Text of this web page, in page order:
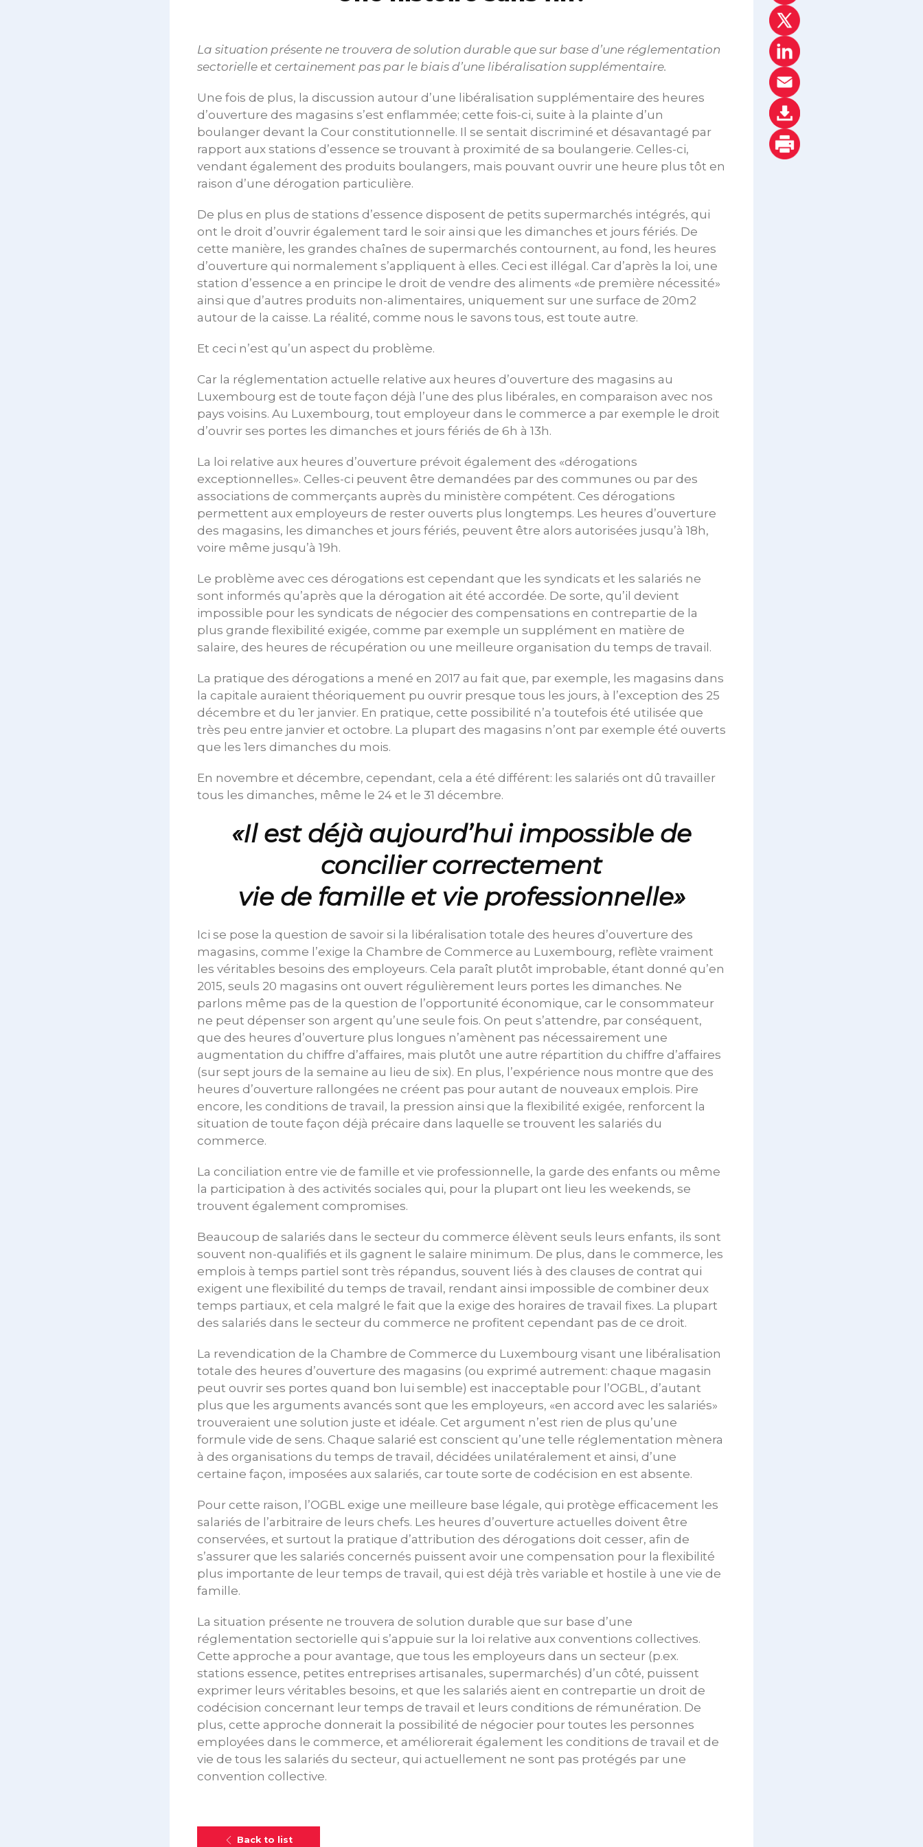
La situation présente ne trouvera de solution durable que sur base d’une réglementation
sectorielle et certainement pas par le biais d’une libéralisation supplémentaire.
Une fois de plus, la discussion autour d’une libéralisation supplémentaire des heures
d’ouverture des magasins s’est enflammée; cette fois-ci, suite à la plainte d’un
boulanger devant la Cour constitutionnelle. Il se sentait discriminé et désavantagé par
rapport aux stations d’essence se trouvant à proximité de sa boulangerie. Celles-ci,
vendant également des produits boulangers, mais pouvant ouvrir une heure plus tôt en
raison d’une dérogation particulière.
De plus en plus de stations d’essence disposent de petits supermarchés intégrés, qui
ont le droit d’ouvrir également tard le soir ainsi que les dimanches et jours fériés. De
cette manière, les grandes chaînes de supermarchés contournent, au fond, les heures
d’ouverture qui normalement s’appliquent à elles. Ceci est illégal. Car d’après la loi, une
station d’essence a en principe le droit de vendre des aliments «de première nécessité»
ainsi que d’autres produits non-alimentaires, uniquement sur une surface de 20m2
autour de la caisse. La réalité, comme nous le savons tous, est toute autre.
Et ceci n’est qu’un aspect du problème.
Car la réglementation actuelle relative aux heures d’ouverture des magasins au
Luxembourg est de toute façon déjà l’une des plus libérales, en comparaison avec nos
pays voisins. Au Luxembourg, tout employeur dans le commerce a par exemple le droit
d’ouvrir ses portes les dimanches et jours fériés de 6h à 13h.
La loi relative aux heures d’ouverture prévoit également des «dérogations
exceptionnelles». Celles-ci peuvent être demandées par des communes ou par des
associations de commerçants auprès du ministère compétent. Ces dérogations
permettent aux employeurs de rester ouverts plus longtemps. Les heures d’ouverture
des magasins, les dimanches et jours fériés, peuvent être alors autorisées jusqu’à 18h,
voire même jusqu’à 19h.
Le problème avec ces dérogations est cependant que les syndicats et les salariés ne
sont informés qu’après que la dérogation ait été accordée. De sorte, qu’il devient
impossible pour les syndicats de négocier des compensations en contrepartie de la
plus grande flexibilité exigée, comme par exemple un supplément en matière de
salaire, des heures de récupération ou une meilleure organisation du temps de travail.
La pratique des dérogations a mené en 2017 au fait que, par exemple, les magasins dans
la capitale auraient théoriquement pu ouvrir presque tous les jours, à l’exception des 25
décembre et du 1er janvier. En pratique, cette possibilité n’a toutefois été utilisée que
très peu entre janvier et octobre. La plupart des magasins n’ont par exemple été ouverts
que les 1ers dimanches du mois.
En novembre et décembre, cependant, cela a été différent: les salariés ont dû travailler
tous les dimanches, même le 24 et le 31 décembre.
«Il est déjà aujourd’hui impossible de
concilier correctement
vie de famille et vie professionnelle»
Ici se pose la question de savoir si la libéralisation totale des heures d’ouverture des
magasins, comme l’exige la Chambre de Commerce au Luxembourg, reflète vraiment
les véritables besoins des employeurs. Cela paraît plutôt improbable, étant donné qu’en
2015, seuls 20 magasins ont ouvert régulièrement leurs portes les dimanches. Ne
parlons même pas de la question de l’opportunité économique, car le consommateur
ne peut dépenser son argent qu’une seule fois. On peut s’attendre, par conséquent,
que des heures d’ouverture plus longues n’amènent pas nécessairement une
augmentation du chiffre d’affaires, mais plutôt une autre répartition du chiffre d’affaires
(sur sept jours de la semaine au lieu de six). En plus, l’expérience nous montre que des
heures d’ouverture rallongées ne créent pas pour autant de nouveaux emplois. Pire
encore, les conditions de travail, la pression ainsi que la flexibilité exigée, renforcent la
situation de toute façon déjà précaire dans laquelle se trouvent les salariés du
commerce.
La conciliation entre vie de famille et vie professionnelle, la garde des enfants ou même
la participation à des activités sociales qui, pour la plupart ont lieu les weekends, se
trouvent également compromises.
Beaucoup de salariés dans le secteur du commerce élèvent seuls leurs enfants, ils sont
souvent non-qualifiés et ils gagnent le salaire minimum. De plus, dans le commerce, les
emplois à temps partiel sont très répandus, souvent liés à des clauses de contrat qui
exigent une flexibilité du temps de travail, rendant ainsi impossible de combiner deux
temps partiaux, et cela malgré le fait que la exige des horaires de travail fixes. La plupart
des salariés dans le secteur du commerce ne profitent cependant pas de ce droit.
La revendication de la Chambre de Commerce du Luxembourg visant une libéralisation
totale des heures d’ouverture des magasins (ou exprimé autrement: chaque magasin
peut ouvrir ses portes quand bon lui semble) est inacceptable pour l’OGBL, d’autant
plus que les arguments avancés sont que les employeurs, «en accord avec les salariés»
trouveraient une solution juste et idéale. Cet argument n’est rien de plus qu’une
formule vide de sens. Chaque salarié est conscient qu’une telle réglementation mènera
à des organisations du temps de travail, décidées unilatéralement et ainsi, d’une
certaine façon, imposées aux salariés, car toute sorte de codécision en est absente.
Pour cette raison, l’OGBL exige une meilleure base légale, qui protège efficacement les
salariés de l’arbitraire de leurs chefs. Les heures d’ouverture actuelles doivent être
conservées, et surtout la pratique d’attribution des dérogations doit cesser, afin de
s’assurer que les salariés concernés puissent avoir une compensation pour la flexibilité
plus importante de leur temps de travail, qui est déjà très variable et hostile à une vie de
famille.
La situation présente ne trouvera de solution durable que sur base d’une
réglementation sectorielle qui s’appuie sur la loi relative aux conventions collectives.
Cette approche a pour avantage, que tous les employeurs dans un secteur (p.ex.
stations essence, petites entreprises artisanales, supermarchés) d’un côté, puissent
exprimer leurs véritables besoins, et que les salariés aient en contrepartie un droit de
codécision concernant leur temps de travail et leurs conditions de rémunération. De
plus, cette approche donnerait la possibilité de négocier pour toutes les personnes
employées dans le commerce, et améliorerait également les conditions de travail et de
vie de tous les salariés du secteur, qui actuellement ne sont pas protégés par une
convention collective.
Back to list